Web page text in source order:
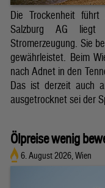
Die Trockenheit
Salzburg AG
Stromerzeugung. Sie
gewährleistet. Beim
nach Adnet in den
Das ist derzeit auch
ausgetrocknet sei der
Ölpreise wenig
6. August 2026, Wien